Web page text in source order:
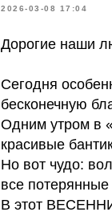
2026-03-08 17:04
Дорогие наши
Сегодня
бесконечную
Одним утром в
красивые
Но вот чудо:
все
В этот